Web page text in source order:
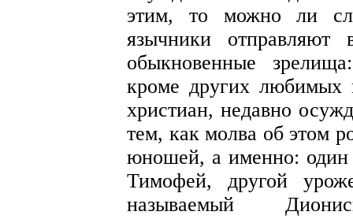
этим, то можно ли
язычники отправляют
обыкновенные
кроме других любимых
христиан, недавно
тем, как молва об этом
юношей, а именно: один
Тимофей, другой
называемый